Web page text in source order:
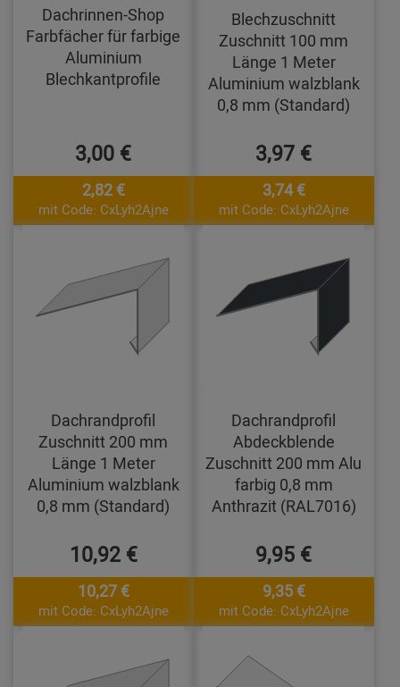
Dachrinnen-Shop
Farbfächer für farbige
Aluminium
Blechkantprofile
3,00 €
2,82 €
mit Code: CxLyh2Ajne
Blechzuschnitt
Zuschnitt 100 mm
Länge 1 Meter
Aluminium walzblank
0,8 mm (Standard)
3,97 €
3,74 €
mit Code: CxLyh2Ajne
Dachrandprofil
Zuschnitt 200 mm
Länge 1 Meter
Aluminium walzblank
0,8 mm (Standard)
10,92 €
10,27 €
mit Code: CxLyh2Ajne
Dachrandprofil
Abdeckblende
Zuschnitt 200 mm Alu
farbig 0,8 mm
Anthrazit (RAL7016)
9,95 €
9,35 €
mit Code: CxLyh2Ajne